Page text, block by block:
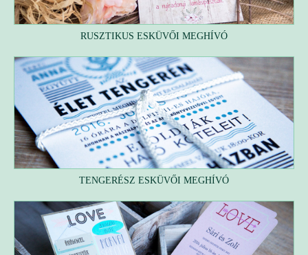
RUSZTIKUS ESKÜVŐI MEGHÍVÓ
TENGERÉSZ ESKÜVŐI MEGHÍVÓ